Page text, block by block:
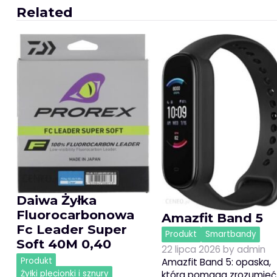
Related
Daiwa Żyłka
Fluorocarbonowa
Fc Leader Super
Soft 40M 0,40
Produkt
Żyłki plecionki i sznury
Amazfit Band 5
Produkt Smartbandy
22 lipca 2026 byadmin
Amazfit Band 5: opaska,